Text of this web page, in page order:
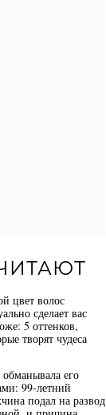
цвет волос
сделает вас
5 оттенков,
творят чудеса
его
99-летний
подал на развод